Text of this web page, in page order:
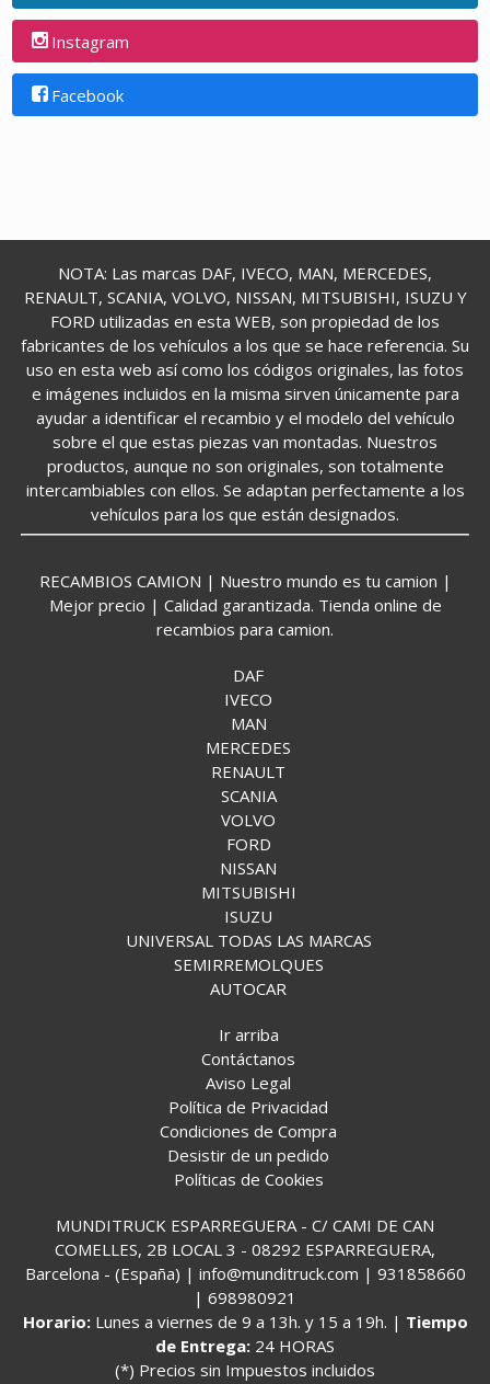
Instagram
Facebook
NOTA: Las marcas DAF, IVECO, MAN, MERCEDES,
RENAULT, SCANIA, VOLVO, NISSAN, MITSUBISHI, ISUZU Y
FORD utilizadas en esta WEB, son propiedad de los
fabricantes de los vehículos a los que se hace referencia. Su
uso en esta web así como los códigos originales, las fotos
e imágenes incluidos en la misma sirven únicamente para
ayudar a identificar el recambio y el modelo del vehículo
sobre el que estas piezas van montadas. Nuestros
productos, aunque no son originales, son totalmente
intercambiables con ellos. Se adaptan perfectamente a los
vehículos para los que están designados.
RECAMBIOS CAMION | Nuestro mundo es tu camion |
Mejor precio | Calidad garantizada. Tienda online de
recambios para camion.
DAF
IVECO
MAN
MERCEDES
RENAULT
SCANIA
VOLVO
FORD
NISSAN
MITSUBISHI
ISUZU
UNIVERSAL TODAS LAS MARCAS
SEMIRREMOLQUES
AUTOCAR
Ir arriba
Contáctanos
Aviso Legal
Política de Privacidad
Condiciones de Compra
Desistir de un pedido
Políticas de Cookies
MUNDITRUCK ESPARREGUERA - C/ CAMI DE CAN
COMELLES, 2B LOCAL 3 - 08292 ESPARREGUERA,
Barcelona - (España) | info@munditruck.com | 931858660
| 698980921
Horario: Lunes a viernes de 9 a 13h. y 15 a 19h. | Tiempo
de Entrega: 24 HORAS
(*) Precios sin Impuestos incluidos